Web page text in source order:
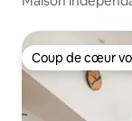
Coup de cœur
Coup de cœur